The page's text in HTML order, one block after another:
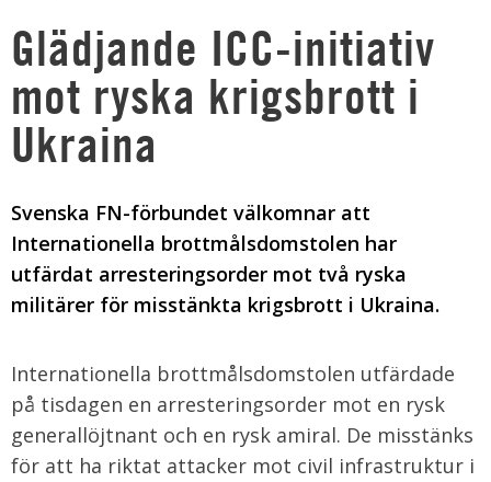
Glädjande ICC-initiativ
mot ryska krigsbrott i
Ukraina
Svenska FN-förbundet välkomnar att
Internationella brottmålsdomstolen har
utfärdat arresteringsorder mot två ryska
militärer för misstänkta krigsbrott i Ukraina.
Internationella brottmålsdomstolen utfärdade
på tisdagen en arresteringsorder mot en rysk
generallöjtnant och en rysk amiral. De misstänks
för att ha riktat attacker mot civil infrastruktur i